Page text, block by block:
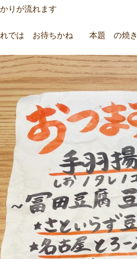
りが流れます
れでは お待ちかね 本題 の焼き